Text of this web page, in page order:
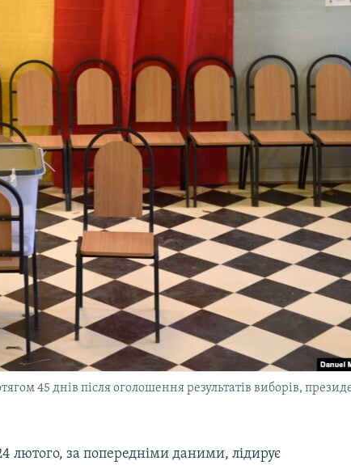
45 днів після оголошення результатів виборів,
лютого, за попередніми даними, лідирує